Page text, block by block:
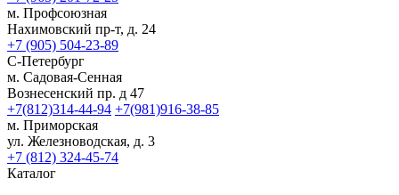
м. Профсоюзная
Нахимовский пр-т, д. 24
+7 (905) 504-23-89
С-Петербург
м. Садовая-Сенная
Вознесенский пр. д 47
+7(812)314-44-94 +7(981)916-38-85
м. Приморская
ул. Железноводская, д. 3
+7 (812) 324-45-74
Каталог